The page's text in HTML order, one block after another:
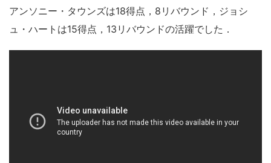
アンソニー・タウンズは18得点，8リバウンド，ジョシ
ュ・ハートは15得点，13リバウンドの活躍でした．